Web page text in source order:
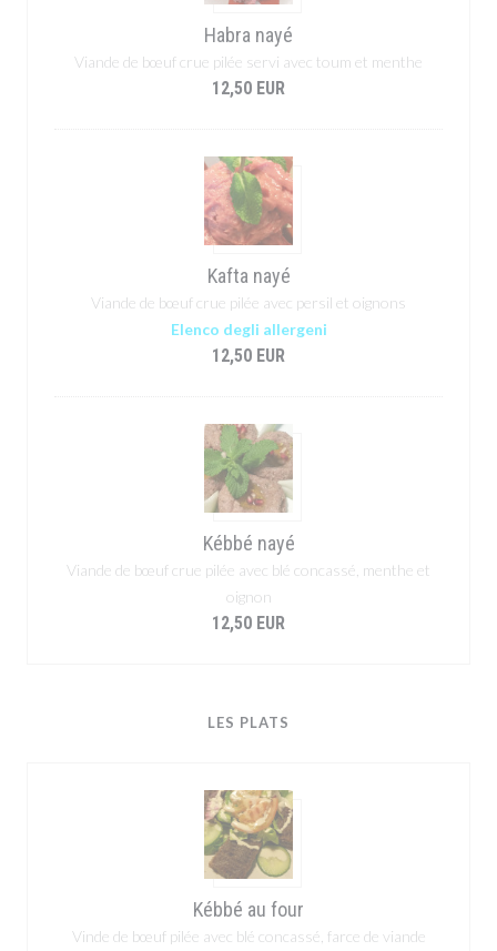
Habra nayé
Viande de bœuf crue pilée servi avec toum et menthe
12,50 EUR
Kafta nayé
Viande de bœuf crue pilée avec persil et oignons
Elenco degli allergeni
12,50 EUR
Kébbé nayé
Viande de bœuf crue pilée avec blé concassé, menthe et
oignon
12,50 EUR
LES PLATS
Kébbé au four
Vinde de bœuf pilée avec blé concassé, farce de viande